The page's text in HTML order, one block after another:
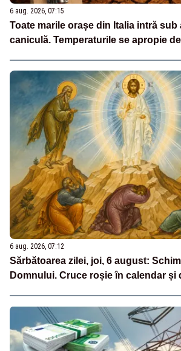
6 aug. 2026, 07:15
Toate marile orașe din Italia intră sub
caniculă. Temperaturile se apropie
6 aug. 2026, 07:12
Sărbătoarea zilei, joi, 6 august:
Domnului. Cruce roșie în calendar și